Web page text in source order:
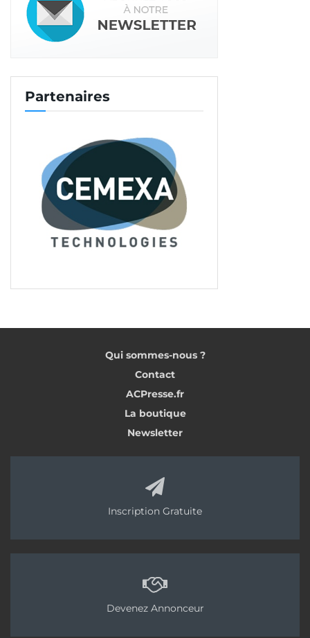
Partenaires
Qui sommes-nous ?
Contact
ACPresse.fr
La boutique
Newsletter
Inscription Gratuite
Devenez Annonceur